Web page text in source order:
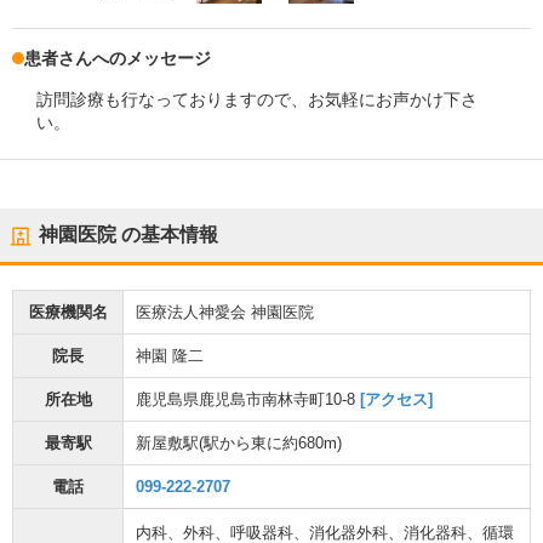
患者さんへのメッセージ
訪問診療も行なっておりますので、お気軽にお声かけ下さ
い。
神園医院の基本情報
医療機関名 医療法人神愛会 神園医院
院長 神園 隆二
所在地 鹿児島県鹿児島市南林寺町10-8 [アクセス]
最寄駅 新屋敷駅(駅から東に約680m)
電話 099-222-2707
内科、 外科、 呼吸器科、 消化器外科、 消化器科、 循環